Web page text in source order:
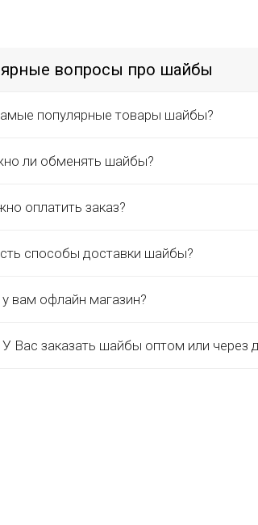
вопросы про шайбы
популярные товары шайбы?
ли обменять шайбы?
оплатить заказ?
способы доставки шайбы?
у вам офлайн магазин?
Вас заказать шайбы оптом или через